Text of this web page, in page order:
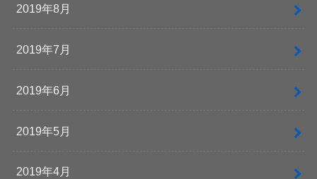
2019年8月
2019年7月
2019年6月
2019年5月
2019年4月